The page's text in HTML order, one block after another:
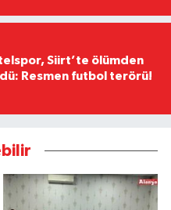
Siirt’te ölümden
Resmen futbol terörü!